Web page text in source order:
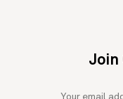
Join